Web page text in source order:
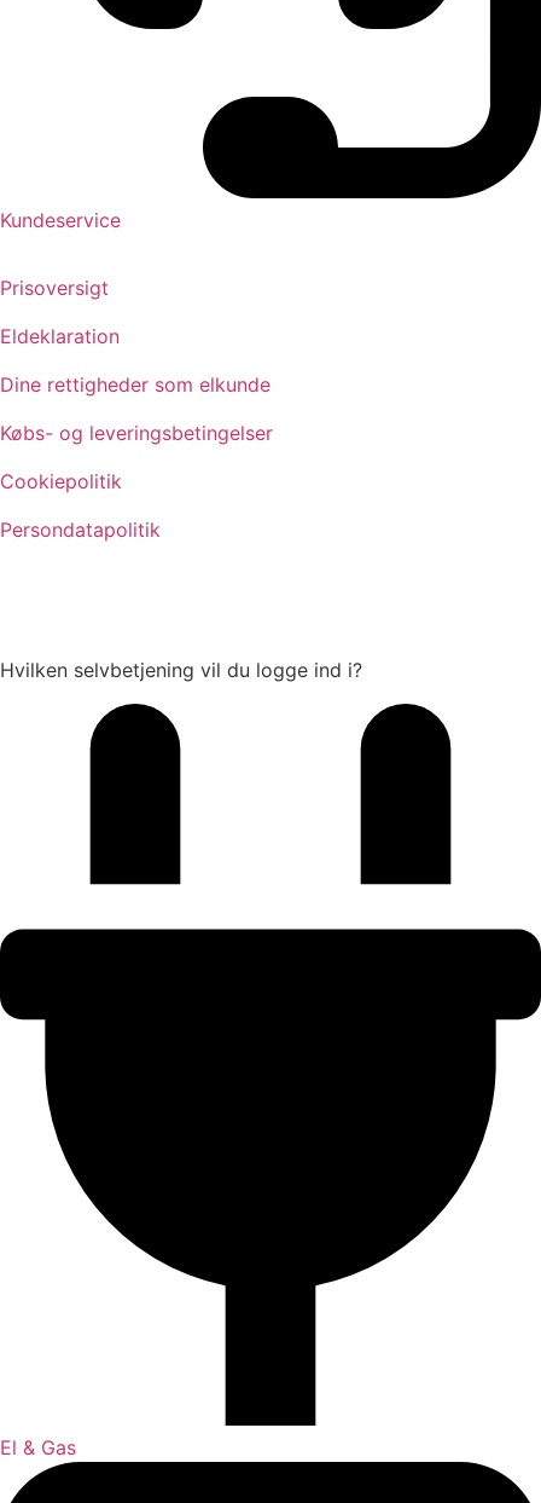
Kundeservice
Prisoversigt
Eldeklaration
Dine rettigheder som elkunde
Købs- og leveringsbetingelser
Cookiepolitik
Persondatapolitik
Hvilken selvbetjening vil du logge ind i?
El & Gas